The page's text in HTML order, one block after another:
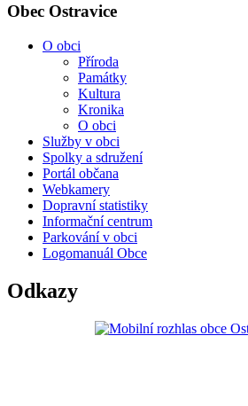
Obec Ostravice
O obci
Příroda
Památky
Kultura
Kronika
O obci
Služby v obci
Spolky a sdružení
Portál občana
Webkamery
Dopravní statistiky
Informační centrum
Parkování v obci
Logomanuál Obce
Odkazy